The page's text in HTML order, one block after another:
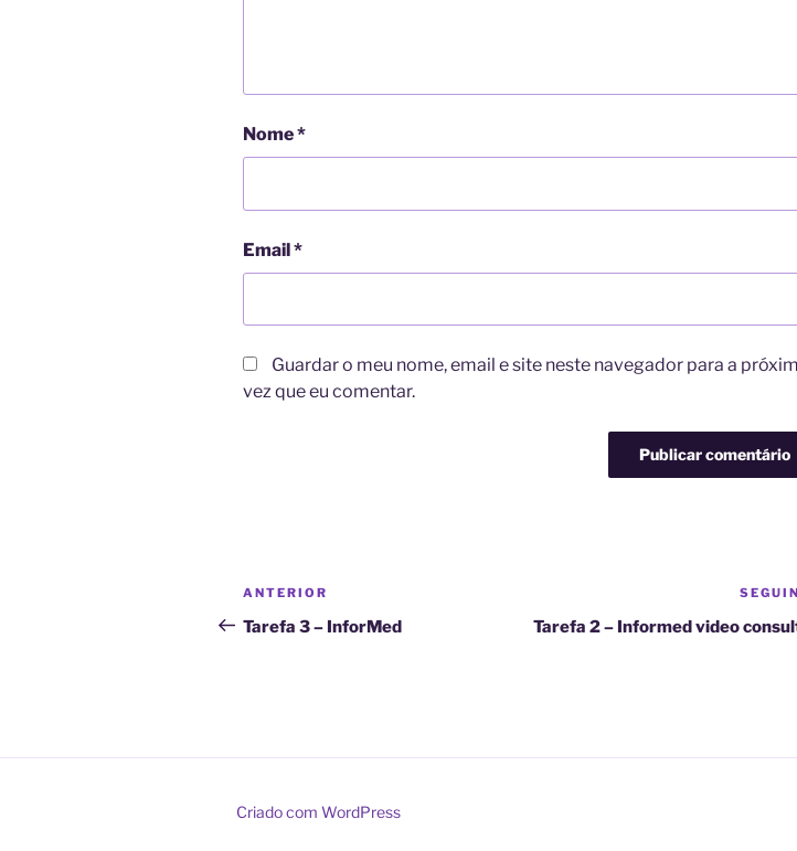
Nome*
Email*
Guardar o meu nome, email e site neste navegador para a
vez que eu comentar.
e
r
v
:
Navegação
de
Conteúdo
anterior
ANTERIOR
Tarefa 3 – InforMed Tarefa 2 – Informed video
Criado com WordPress